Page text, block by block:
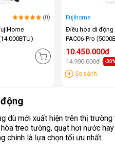
(0) Fujihome
Điều hòa di động
PAC06-Pro
10.450.000đ
14.900.000đ -30%
So sánh
dù mới xuất hiện trên thị
treo tường, quạt hơi nước
chính là lựa chọn tối ưu nhất.